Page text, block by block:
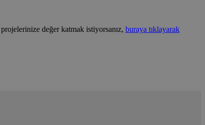
değer katmak istiyorsanız, buraya tıklayarak